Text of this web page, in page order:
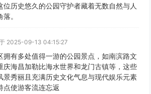
位历史悠久的公园守护者藏着无数自然与人
。
2025-09-13 04:15:27
拥有多处值得一游的公园景点，如南滨路文
庆海昌加勒比海水世界和龙门古镇等，这些
景秀丽且充满历史文化气息与现代娱乐元素
点使游客流连忘返